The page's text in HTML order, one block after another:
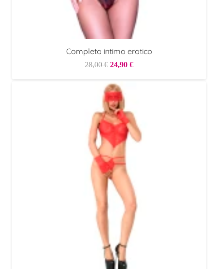
Completo intimo erotico
28,00€ Il
prezzo
originale
era:
28,00 €.
24,90 €Il
prezzo
24,90 €.